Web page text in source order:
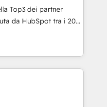
de
Top3 dei partner
da HubSpot tra i 20
del cliente.
100 aziende nella
dei processi di
dei contatti e